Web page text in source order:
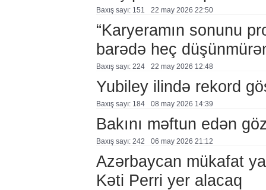
Baxış sayı: 151 22 may 2026 22:50
“Karyeramın sonunu
barədə heç
Baxış sayı: 224 22 may 2026 12:48
Yubiley ilində rekord
Baxış sayı: 184 08 may 2026 14:39
Bakını məftun edən
Baxış sayı: 242 06 may 2026 21:12
Azərbaycan mükafat
Kəti Perri yer alacaq